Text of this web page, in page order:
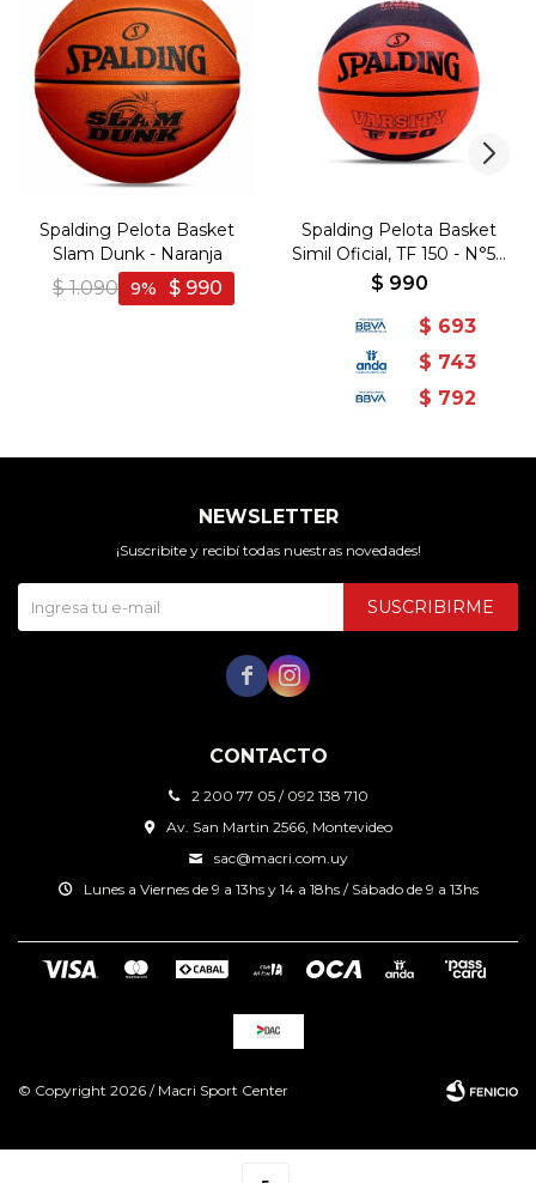
Spalding Pelota Basket
Slam Dunk - Naranja
$ 1.090 $ 990
9
Spalding Pelota Basket
Simil Oficial, TF 150 - N°5 -
Naranja-Negro
$ 990
$ 693
$ 743
$ 792
CONTACTO
2 200 77 05 / 092 138 710
Av. San Martin 2566, Montevideo
sac@macri.com.uy
Lunes a Viernes de 9 a 13hs y 14 a 18hs / Sábado de 9 a 13hs
NEWSLETTER
¡Suscribite y recibí todas nuestras novedades!
SUSCRIBIRME
 
© Copyright 2026 / Macri Sport Center